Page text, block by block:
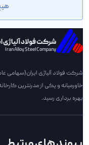
شرکت فولاد آلیاژی
Iran Alloy Steel Company
شرکت فولاد آلیاژی ایران(سهامی
بهره برداری رسید.